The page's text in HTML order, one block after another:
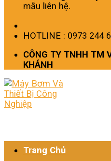
mẫu liên hệ.
HOTLINE : 0973 244
CÔNG TY TNHH TM
KHÁNH
Trang Chủ